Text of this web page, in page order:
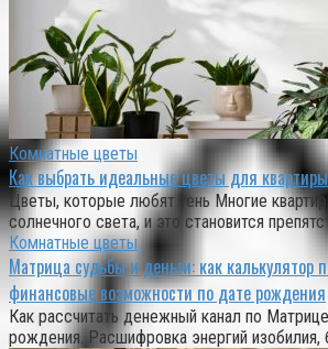
Комнатные цветы
Как выбрать идеальные цветы для
Цветы, которые любят тень Многие
солнечного света, и это становится
Комнатные цветы
Матрица судьбы и деньги: как калькулятор
финансовые возможности по дате рождения
Как рассчитать денежный канал по
рождения. Расшифровка энергий изобилия,